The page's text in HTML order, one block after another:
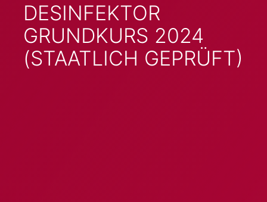
DESINFEKTOR
GRUNDKURS 2024
(STAATLICH GEPRÜFT)